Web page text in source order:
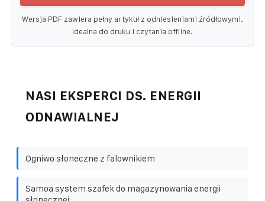
Wersja PDF zawiera pełny artykuł z odniesieniami źródłowymi.
Idealna do druku i czytania offline.
NASI EKSPERCI DS. ENERGII
ODNAWIALNEJ
Ogniwo słoneczne z falownikiem
Samoa system szafek do magazynowania energii